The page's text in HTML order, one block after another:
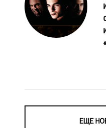
ЕЩЕ